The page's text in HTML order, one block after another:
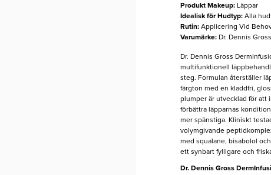
Produkt Makeup: Läppar
Idealisk för Hudtyp: Alla
Rutin: Applicering Vid
Varumärke: Dr. Dennis Gross
Dr. Dennis Gross
multifunktionell
steg. Formulan återställer
färgton med en kladdfri,
plumper är utvecklad för att
förbättra läpparnas
mer spänstiga. Kliniskt
volymgivande
med squalane, bisabolol
ett synbart fylligare och
Dr. Dennis Gross